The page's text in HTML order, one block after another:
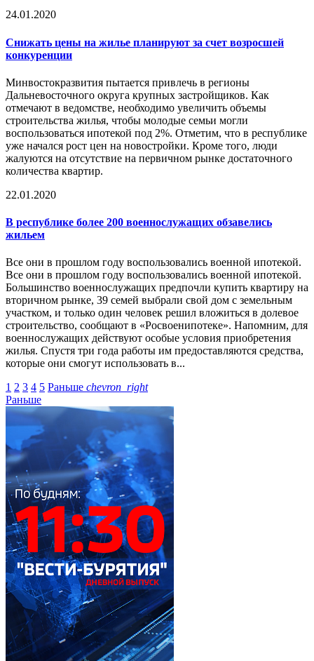
24.01.2020
Снижать цены на жилье планируют за счет возросшей
конкуренции
Минвостокразвития пытается привлечь в регионы
Дальневосточного округа крупных застройщиков. Как
отмечают в ведомстве, необходимо увеличить объемы
строительства жилья, чтобы молодые семьи могли
воспользоваться ипотекой под 2%. Отметим, что в республике
уже начался рост цен на новостройки. Кроме того, люди
жалуются на отсутствие на первичном рынке достаточного
количества квартир.
22.01.2020
В республике более 200 военнослужащих обзавелись
жильем
Все они в прошлом году воспользовались военной ипотекой.
Все они в прошлом году воспользовались военной ипотекой.
Большинство военнослужащих предпочли купить квартиру на
вторичном рынке, 39 семей выбрали свой дом с земельным
участком, и только один человек решил вложиться в долевое
строительство, сообщают в «Росвоенипотеке». Напомним, для
военнослужащих действуют особые условия приобретения
жилья. Спустя три года работы им предоставляются средства,
которые они смогут использовать в...
1 2 3 4 5 Раньше chevron_right
Раньше